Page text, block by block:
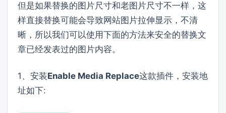
但是如果替换的图片尺寸和老图片尺寸不一样，这
样直接替换可能会导致网站图片拉伸显示，不清
晰，所以我们可以使用下面的方法来安全的替换文
章已经发表过的图片内容。
1、安装Enable Media Replace这款插件，安装地
址如下: